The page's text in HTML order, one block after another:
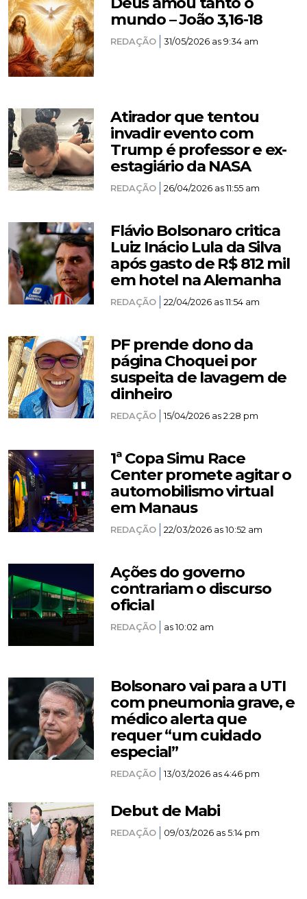
mundo – João 3,16-18
REDAÇÃO 31/05/2026 as 9:34 am
Atirador que tentou
invadir evento com
Trump é professor e ex-
estagiário da NASA
REDAÇÃO 26/04/2026 as 11:55 am
Flávio Bolsonaro critica
Luiz Inácio Lula da Silva
após gasto de R$ 812 mil
em hotel na Alemanha
REDAÇÃO 22/04/2026 as 11:54 am
PF prende dono da
página Choquei por
suspeita de lavagem de
dinheiro
REDAÇÃO 15/04/2026 as 2:28 pm
1ª Copa Simu Race
Center promete agitar o
automobilismo virtual
em Manaus
REDAÇÃO 22/03/2026 as 10:52 am
Ações do governo
contrariam o discurso
oficial
REDAÇÃO as 10:02 am
Bolsonaro vai para a UTI
com pneumonia grave, e
médico alerta que
requer “um cuidado
especial”
REDAÇÃO 13/03/2026 as 4:46 pm
Debut de Mabi
REDAÇÃO 09/03/2026 as 5:14 pm